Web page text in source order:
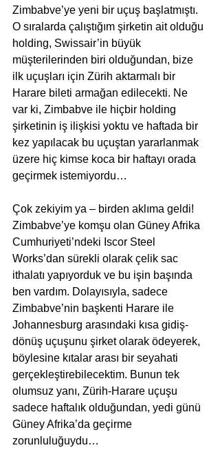
Zimbabve’ye yeni bir uçuş başlatmıştı.
O sıralarda çalıştığım şirketin ait olduğu
holding, Swissair’in büyük
müşterilerinden biri olduğundan, bize
ilk uçuşları için Zürih aktarmalı bir
Harare bileti armağan edilecekti. Ne
var ki, Zimbabve ile hiçbir holding
şirketinin iş ilişkisi yoktu ve haftada bir
kez yapılacak bu uçuştan yararlanmak
üzere hiç kimse koca bir haftayı orada
geçirmek istemiyordu…
Çok zekiyim ya – birden aklıma geldi!
Zimbabve’ye komşu olan Güney Afrika
Cumhuriyeti’ndeki Iscor Steel
Works’dan sürekli olarak çelik sac
ithalatı yapıyorduk ve bu işin başında
ben vardım. Dolayısıyla, sadece
Zimbabve’nin başkenti Harare ile
Johannesburg arasındaki kısa gidiş-
dönüş uçuşunu şirket olarak ödeyerek,
böylesine kıtalar arası bir seyahati
gerçekleştirebilecektim. Bunun tek
olumsuz yanı, Zürih-Harare uçuşu
sadece haftalık olduğundan, yedi günü
Güney Afrika’da geçirme
zorunluluğuydu…